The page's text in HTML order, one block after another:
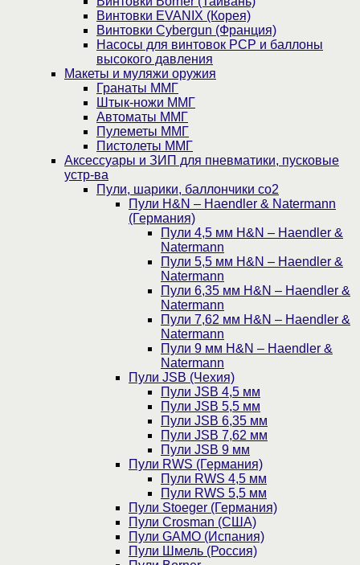
Винтовки EVANIX (Корея)
Винтовки Cybergun (Франция)
Насосы для винтовок PCP и баллоны
высокого давления
Макеты и муляжи оружия
Гранаты ММГ
Штык-ножи ММГ
Автоматы ММГ
Пулеметы ММГ
Пистолеты ММГ
Аксессуары и ЗИП для пневматики, пусковые
устр-ва
Пули, шарики, баллончики со2
Пули H&N – Haendler & Natermann
(Германия)
Пули 4,5 мм H&N – Haendler &
Natermann
Пули 5,5 мм H&N – Haendler &
Natermann
Пули 6,35 мм H&N – Haendler &
Natermann
Пули 7,62 мм H&N – Haendler &
Natermann
Пули 9 мм H&N – Haendler &
Natermann
Пули JSB (Чехия)
Пули JSB 4,5 мм
Пули JSB 5,5 мм
Пули JSB 6,35 мм
Пули JSB 7,62 мм
Пули JSB 9 мм
Пули RWS (Германия)
Пули RWS 4,5 мм
Пули RWS 5,5 мм
Пули Stoeger (Германия)
Пули Crosman (США)
Пули GAMO (Испания)
Пули Шмель (Россия)